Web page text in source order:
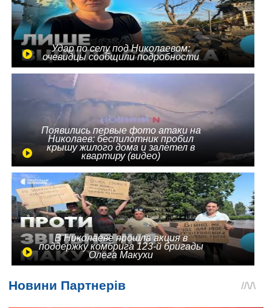
Удар по селу под Николаевом:
очевидцы сообщили подробности
Появились первые фото атаки на
Николаев: беспилотник пробил
крышу жилого дома и залетел в
квартиру (видео)
В Николаеве прошла акция в
поддержку комбрига 123-й бригады
Олега Макухи